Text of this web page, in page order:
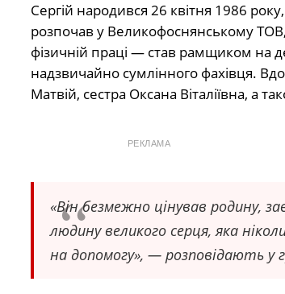
Сергій народився 26 квітня 1986
розпочав у Великофоснянському
фізичній праці — став рамщиком на
надзвичайно сумлінного фахівця.
Матвій, сестра Оксана Віталіївна, а
РЕКЛАМА
«Він безмежно цінував родину,
людину великого серця, яка
на допомогу», — розповідають у